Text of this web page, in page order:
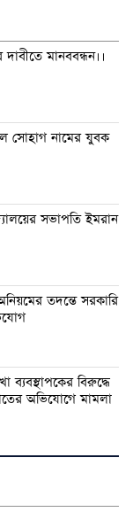
দাবীতে মানববন্ধন।।
সোহাগ নামের যুবক
সভাপতি ইমরান
তদন্তে সরকারি
ব্যবস্থাপকের বিরুদ্ধে
অভিযোগে মামলা